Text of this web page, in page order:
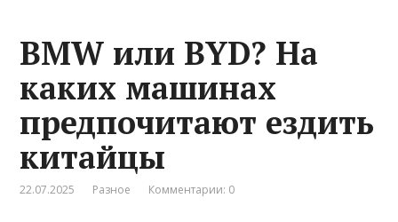
BMW или BYD? На
каких машинах
предпочитают ездить
китайцы
22.07.2025 Разное Комментарии: 0